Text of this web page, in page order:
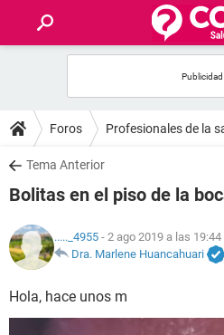
FOROS
SALUD
NUTRICIÓN
BIENESTAR
Foros Profesionales de la
Tema Anterior
Bolitas en el piso de la
....._4955 - 2 ago 2019 a las 19:44
Dra. Marlene Huancahuari
Hola, hace unos m